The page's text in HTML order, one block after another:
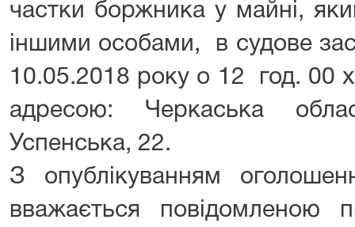
частки боржника у майні,
іншими особами, в судове
10.05.2018 року о 12 год. 00
адресою: Черкаська
Успенська, 22.
З опублікуванням
вважається повідомленою